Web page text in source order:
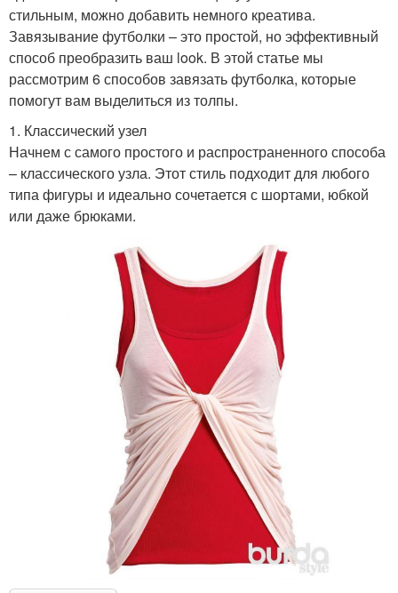
стильным, можно добавить немного креатива.
Завязывание футболки – это простой, но эффективный
способ преобразить ваш look. В этой статье мы
рассмотрим 6 способов завязать футболка, которые
помогут вам выделиться из толпы.
1. Классический узел
Начнем с самого простого и распространенного способа
– классического узла. Этот стиль подходит для любого
типа фигуры и идеально сочетается с шортами, юбкой
или даже брюками.